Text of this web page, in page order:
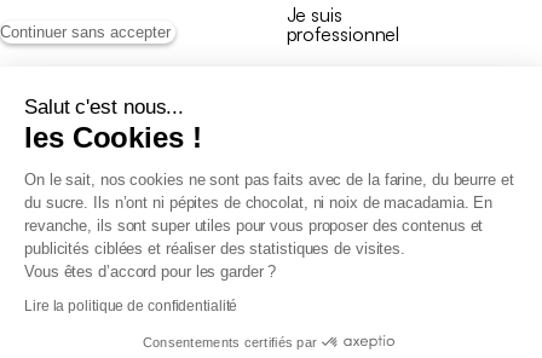
Continuer sans accepter
Salut c'est nous...
les Cookies !
On le sait, nos cookies ne sont pas faits avec de la farine, du beurre et
du sucre. Ils n’ont ni pépites de chocolat, ni noix de macadamia. En
revanche, ils sont super utiles pour vous proposer des contenus et
publicités ciblées et réaliser des statistiques de visites.
Vous êtes d’accord pour les garder ?
Lire la politique de confidentialité
Consentements certifiés par
Je suis
professionnel
Conditions générales de vente
Conditions générales du programme de fidélité
Charte de données personnelles
Conditions générales de vente Pro
Déclaration d’accessibilité